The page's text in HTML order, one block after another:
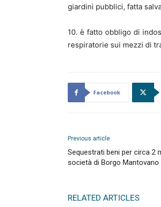
giardini pubblici, fatta
10. è fatto obbligo di
respiratorie sui mezzi di
Facebook
Previous article
Sequestrati beni per circa 2
società di Borgo Mantovano
RELATED ARTICLES